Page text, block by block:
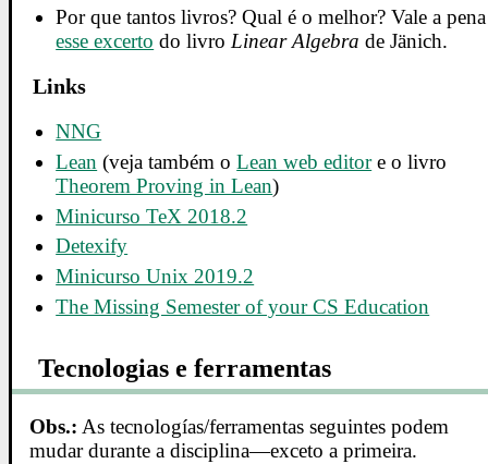
Por que tantos livros? Qual é o melhor? Vale a
esse excerto do livroLinear Algebra de Jänich.
Links
NNG
Lean (veja também oLean web editore o livro
Theorem Proving in Lean)
Minicurso TeX 2018.2
Detexify
Minicurso Unix 2019.2
The Missing Semester of your CS Education
Tecnologias e ferramentas
Obs.: As tecnologías/ferramentas seguintes podem
mudar durante a disciplina—exceto a primeira.